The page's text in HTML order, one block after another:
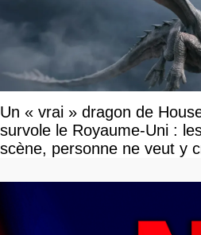
Un « vrai » dragon de
survole le Royaume-Uni :
scène, personne ne veut y